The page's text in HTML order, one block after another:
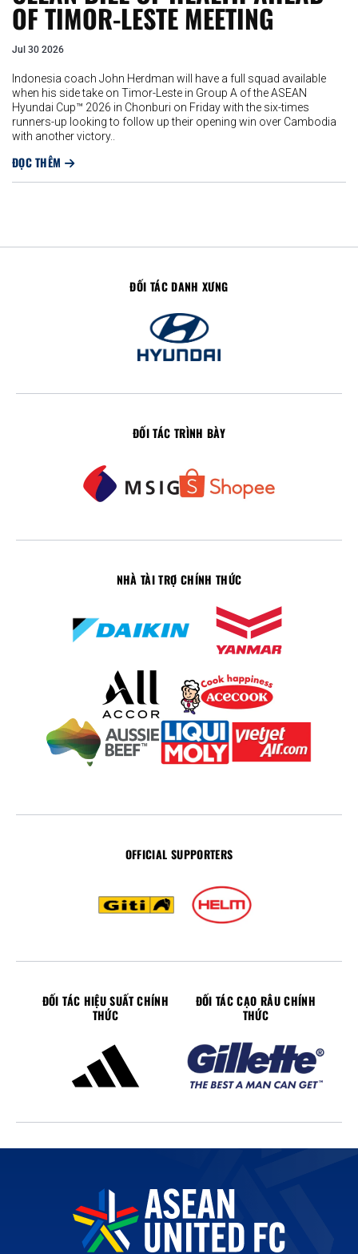
OF TIMOR-LESTE MEETING
Jul 30 2026
Indonesia coach John Herdman will have a full squad available
when his side take on Timor-Leste in Group A of the ASEAN
Hyundai Cup™ 2026 in Chonburi on Friday with the six-times
runners-up looking to follow up their opening win over Cambodia
with another victory..
ĐỌC THÊM
ĐỐI TÁC DANH XƯNG
ĐỐI TÁC TRÌNH BÀY
NHÀ TÀI TRỢ CHÍNH THỨC
OFFICIAL SUPPORTERS
ĐỐI TÁC HIỆU SUẤT CHÍNH
THỨC
ĐỐI TÁC CẠO RÂU CHÍNH
THỨC